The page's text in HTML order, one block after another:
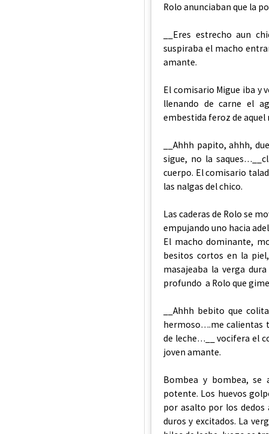
Rolo anunciaban que la
__Eres estrecho aun
suspiraba el macho
amante.
El comisario Migue iba y
llenando de carne el
embestida feroz de aquel
__Ahhh papito, ahhh,
sigue, no la
cuerpo. El comisario
las nalgas del chico.
Las caderas de Rolo se
empujando uno hacia
El macho dominante,
besitos cortos en la
masajeaba la verga
profundo a Rolo que
__Ahhh bebito que
hermoso….me calientas
de leche…__ vocifera el
joven amante.
Bombea y bombea, se
potente. Los huevos
por asalto por los
duros y excitados. La